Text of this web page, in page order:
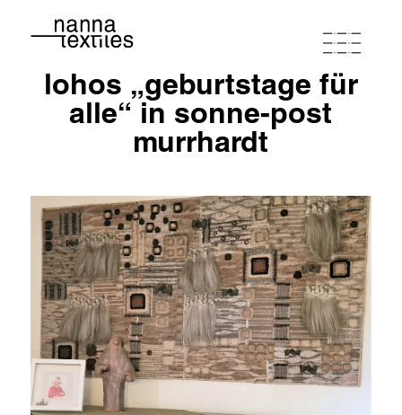
buy coupon terms of conditions privacy policy imprint
ナンナ
スタジオワークショップ
プログラム
ポートフォリオ
連絡先とルート
lohos „geburtstage für
alle“ in sonne-post
murrhardt